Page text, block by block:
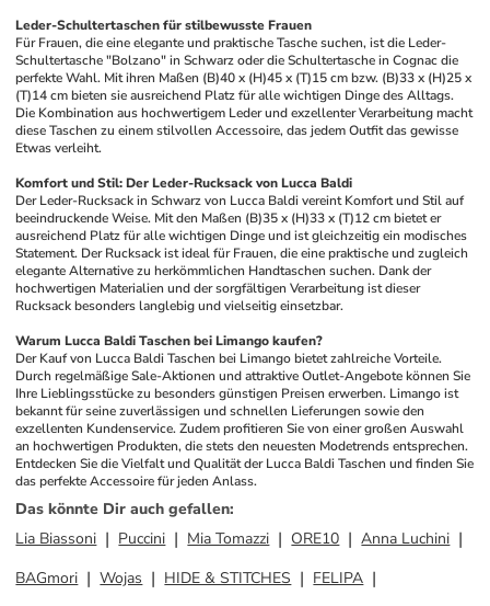
Leder-Schultertaschen für stilbewusste Frauen
Für Frauen, die eine elegante und praktische Tasche suchen, ist die Leder-
Schultertasche "Bolzano" in Schwarz oder die Schultertasche in Cognac die
perfekte Wahl. Mit ihren Maßen (B)40 x (H)45 x (T)15 cm bzw. (B)33 x (H)25 x
(T)14 cm bieten sie ausreichend Platz für alle wichtigen Dinge des Alltags.
Die Kombination aus hochwertigem Leder und exzellenter Verarbeitung macht
diese Taschen zu einem stilvollen Accessoire, das jedem Outfit das gewisse
Etwas verleiht.
Komfort und Stil: Der Leder-Rucksack von Lucca Baldi
Der Leder-Rucksack in Schwarz von Lucca Baldi vereint Komfort und Stil auf
beeindruckende Weise. Mit den Maßen (B)35 x (H)33 x (T)12 cm bietet er
ausreichend Platz für alle wichtigen Dinge und ist gleichzeitig ein modisches
Statement. Der Rucksack ist ideal für Frauen, die eine praktische und zugleich
elegante Alternative zu herkömmlichen Handtaschen suchen. Dank der
hochwertigen Materialien und der sorgfältigen Verarbeitung ist dieser
Rucksack besonders langlebig und vielseitig einsetzbar.
Warum Lucca Baldi Taschen bei Limango kaufen?
Der Kauf von Lucca Baldi Taschen bei Limango bietet zahlreiche Vorteile.
Durch regelmäßige Sale-Aktionen und attraktive Outlet-Angebote können Sie
Ihre Lieblingsstücke zu besonders günstigen Preisen erwerben. Limango ist
bekannt für seine zuverlässigen und schnellen Lieferungen sowie den
exzellenten Kundenservice. Zudem profitieren Sie von einer großen Auswahl
an hochwertigen Produkten, die stets den neuesten Modetrends entsprechen.
Entdecken Sie die Vielfalt und Qualität der Lucca Baldi Taschen und finden Sie
das perfekte Accessoire für jeden Anlass.
Das könnte Dir auch gefallen:
Lia Biassoni
Puccini Mia Tomazzi ORE10
Anna Luchini
BAGmori
Wojas HIDE & STITCHES
FELIPA